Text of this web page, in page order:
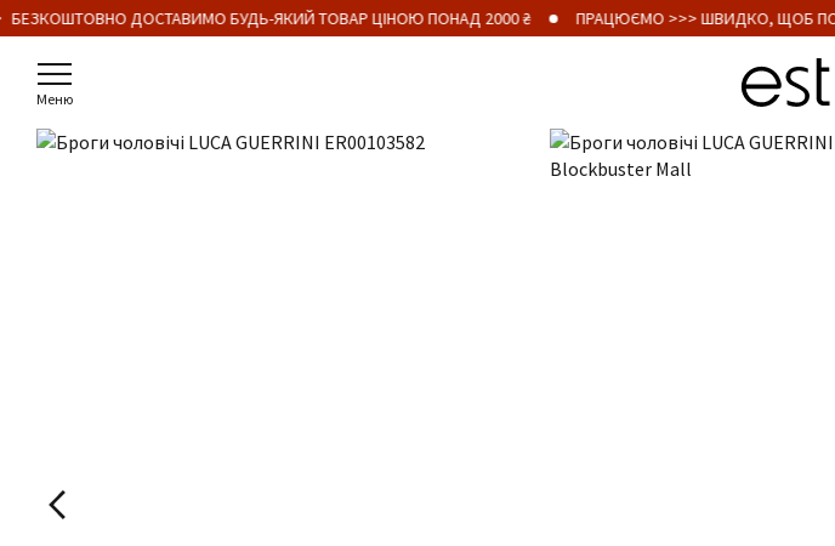
ДОСТАВИМО БУДЬ-ЯКИЙ ТОВАР ЦІНОЮ ПОНАД 2000 ₴ ПРАЦЮЄМО >>> ШВИДКО, ЩОБ
Меню